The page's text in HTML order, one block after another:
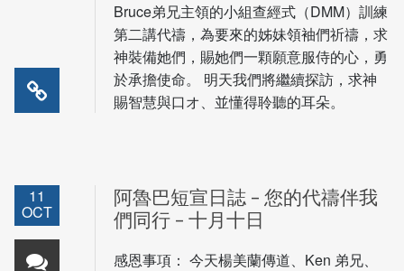
Bruce弟兄主領的小組查經式（DMM）訓練
第二講代禱，為要來的姊妹領袖們祈禱，求
神裝備她們，賜她們一顆願意服侍的心，勇
於承擔使命。 明天我們將繼續探訪，求神
賜智慧與口オ、並懂得聆聽的耳朵。
11
OCT
阿魯巴短宣日誌 – 您的代禱伴我
們同行 – 十月十日
感恩事項： 今天楊美蘭傳道、Ken 弟兄、